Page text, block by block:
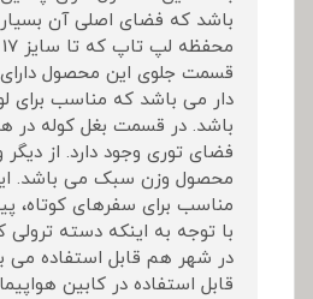
باشد که فضای اصلی آن
قسمت جلوی این محصول
دار می باشد که مناسب برای
باشد. در قسمت بغل کوله در
فضای توری وجود دارد. از
محصول وزن سبک می باشد.
مناسب برای سفرهای کوتاه،
با توجه به اینکه دسته
در شهر هم قابل استفاده می
قابل استفاده در کابین